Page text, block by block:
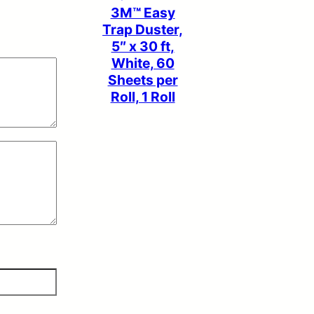
3M™ Easy
Trap Duster,
5″ x 30 ft,
White, 60
Sheets per
Roll, 1 Roll